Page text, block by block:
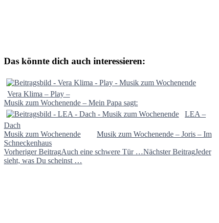
Das könnte dich auch interessieren:
Vera Klima – Play –
Musik zum Wochenende – Mein Papa sagt:
LEA –
Dach
Musik zum Wochenende
Musik zum Wochenende – Joris – Im
Schneckenhaus
Beitragsnavigation
Vorheriger BeitragAuch eine schwere Tür …Nächster BeitragJeder
sieht, was Du scheinst …